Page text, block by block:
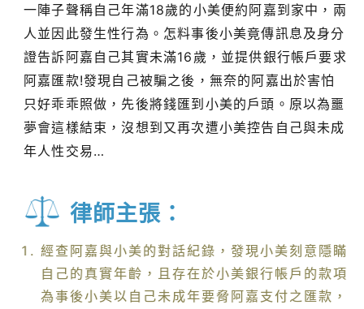
一陣子聲稱自己年滿18歲的小美便約阿嘉到家中，兩
人並因此發生性行為。怎料事後小美竟傳訊息及身分
證告訴阿嘉自己其實未滿16歲，並提供銀行帳戶要求
阿嘉匯款!發現自己被騙之後，無奈的阿嘉出於害怕
只好乖乖照做，先後將錢匯到小美的戶頭。原以為噩
夢會這樣結束，沒想到又再次遭小美控告自己與未成
年人性交易…
律師主張：
經查阿嘉與小美的對話紀錄，發現小美刻意隱瞞
自己的真實年齡，且存在於小美銀行帳戶的款項
為事後小美以自己未成年要脅阿嘉支付之匯款，